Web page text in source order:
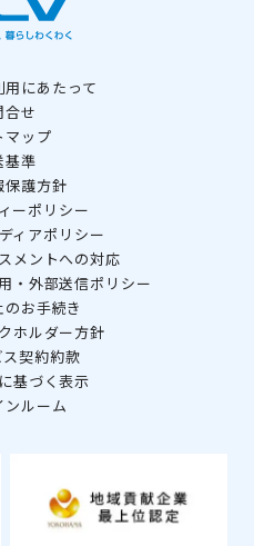
にあたって
合せ
マップ
基準
保護方針
ーポリシー
ィアポリシー
メントへの対応
・外部送信ポリシー
お手続き
ホルダー方針
ス契約約款
基づく表示
ンルーム